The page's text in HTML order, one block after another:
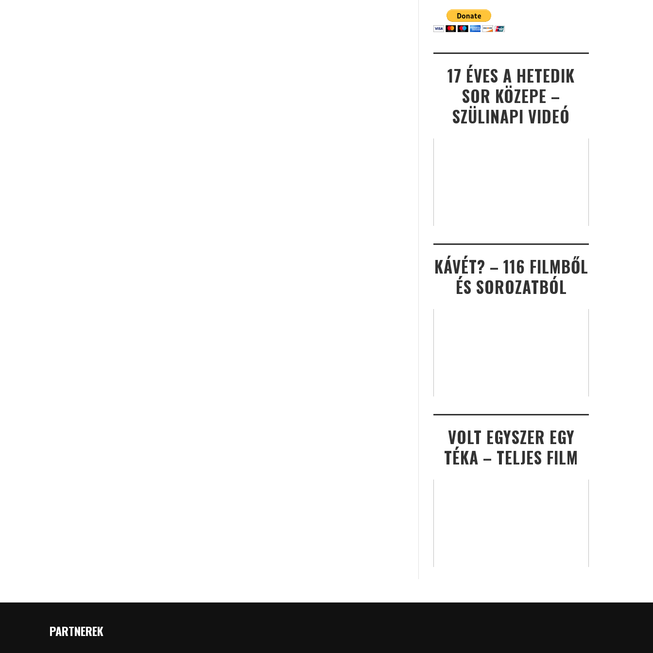
17 ÉVES A HETEDIK
SOR KÖZEPE –
SZÜLINAPI VIDEÓ
KÁVÉT? – 116 FILMBŐL
ÉS SOROZATBÓL
VOLT EGYSZER EGY
TÉKA – TELJES FILM
PARTNEREK